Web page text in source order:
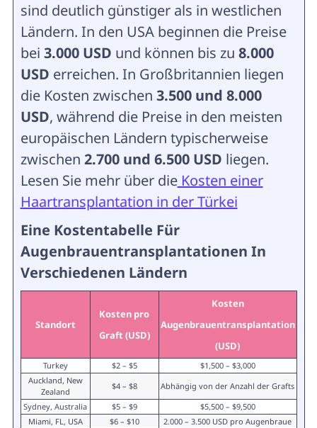
sind deutlich günstiger als in westlichen
Ländern. In den USA beginnen die Preise
bei 3.000 USD und können bis zu 8.000
USD erreichen. In Großbritannien liegen
die Kosten zwischen 3.500 und 8.000
USD, während die Preise in den meisten
europäischen Ländern typischerweise
zwischen 2.700 und 6.500 USD liegen.
Lesen Sie mehr über dieKosten einer
Haartransplantation in der Türkei
Eine Kostentabelle Für
Augenbrauentransplantationen In
Verschiedenen Ländern
Standort
Kosten pro
Graft (USD)
Kosten
Augenbrauentransplantation
(USD)
Turkey $2 – $5
$1,500 – $3,000
Auckland, New
Zealand
$4 – $8
Abhängig von der Anzahl der Grafts
Sydney, Australia
$5 – $9
$5,500 – $9,500
Miami, FL, USA
$6 – $10
2.000 – 3.500 USD pro Augenbraue